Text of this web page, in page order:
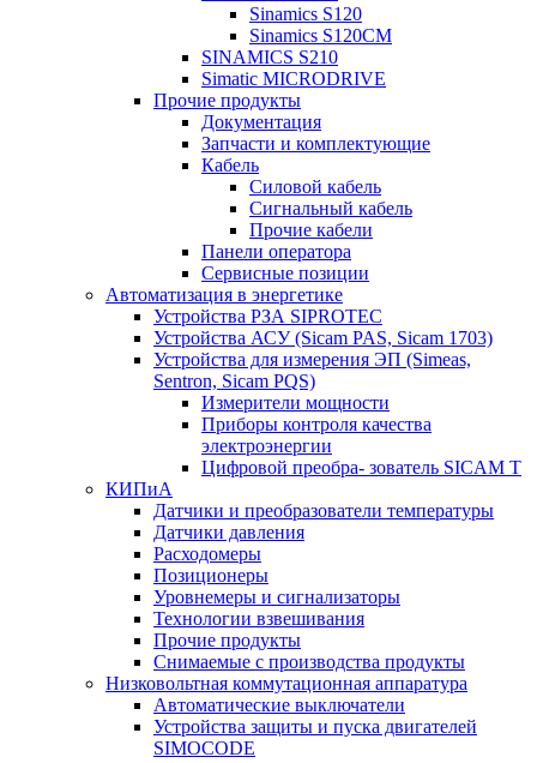
Sinamics S120
Sinamics S120CM
SINAMICS S210
Simatic MICRODRIVE
Прочие продукты
Документация
Запчасти и комплектующие
Кабель
Силовой кабель
Сигнальный кабель
Прочие кабели
Панели оператора
Сервисные позиции
Автоматизация в энергетике
Устройства РЗА SIPROTEC
Устройства АСУ (Sicam PAS, Sicam 1703)
Устройства для измерения ЭП (Simeas,
Sentron, Sicam PQS)
Измерители мощности
Приборы контроля качества
электроэнергии
Цифровой преобра- зователь SICAM T
КИПиА
Датчики и преобразователи температуры
Датчики давления
Расходомеры
Позиционеры
Уровнемеры и сигнализаторы
Технологии взвешивания
Прочие продукты
Снимаемые с производства продукты
Низковольтная коммутационная аппаратура
Автоматические выключатели
Устройства защиты и пуска двигателей
SIMOCODE